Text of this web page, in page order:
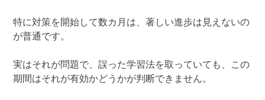
特に対策を開始して数カ月は、著しい進歩は見えないの
が普通です。
実はそれが問題で、誤った学習法を取っていても、この
期間はそれが有効かどうかが判断できません。